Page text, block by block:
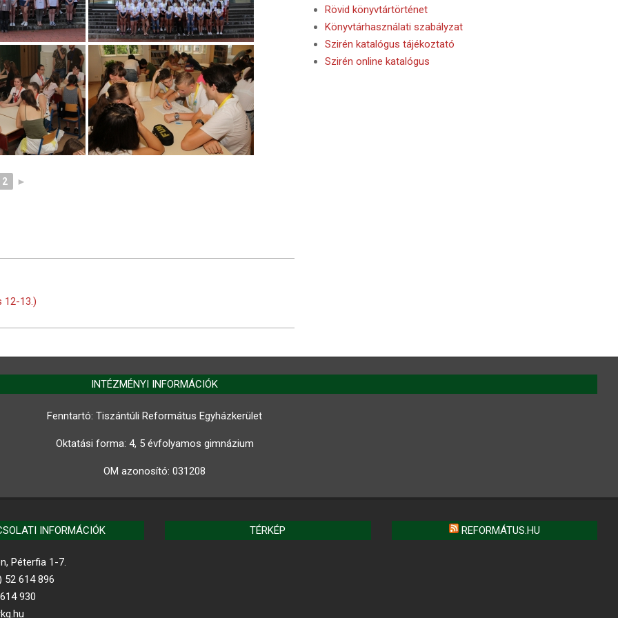
2 ►
12-13.)
Rövid könyvtártörténet
Könyvtárhasználati szabályzat
Szirén katalógus tájékoztató
Szirén online katalógus
INTÉZMÉNYI INFORMÁCIÓK
Fenntartó: Tiszántúli Református Egyházkerület
Oktatási forma: 4, 5 évfolyamos gimnázium
OM azonosító: 031208
INFORMÁCIÓK
Péterfia 1-7.
52 614 896
930
TÉRKÉP REFORMÁTUS.HU